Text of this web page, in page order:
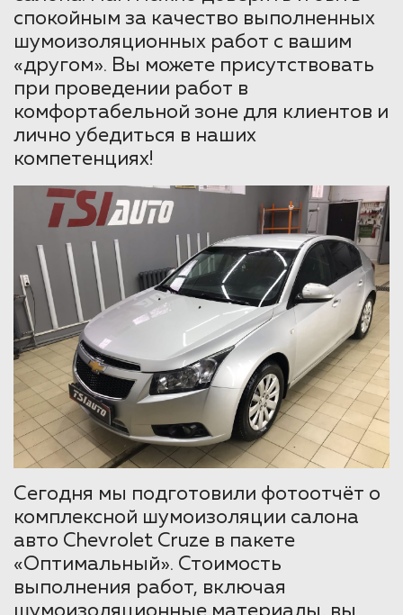
спокойным за качество выполненных
шумоизоляционных работ с вашим
«другом». Вы можете присутствовать
при проведении работ в
комфортабельной зоне для клиентов и
лично убедиться в наших
компетенциях!
Сегодня мы подготовили фотоотчёт о
комплексной шумоизоляции салона
авто Chevrolet Cruze в пакете
«Оптимальный». Стоимость
выполнения работ, включая
шумоизоляционные материалы, вы